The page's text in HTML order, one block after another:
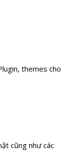
themes cho
cũng như các